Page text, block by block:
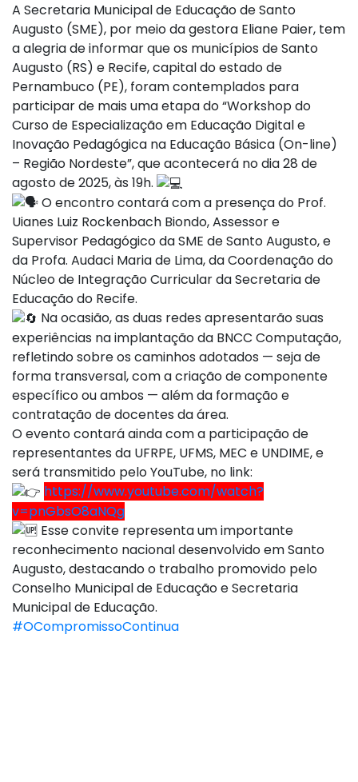
A Secretaria Municipal de Educação de Santo
Augusto (SME), por meio da gestora Eliane Paier, tem
a alegria de informar que os municípios de Santo
Augusto (RS) e Recife, capital do estado de
Pernambuco (PE), foram contemplados para
participar de mais uma etapa do “Workshop do
Curso de Especialização em Educação Digital e
Inovação Pedagógica na Educação Básica (On-line)
– Região Nordeste”, que acontecerá no dia 28 de
agosto de 2025, às 19h.
O encontro contará com a presença do Prof.
Uianes Luiz Rockenbach Biondo, Assessor e
Supervisor Pedagógico da SME de Santo Augusto, e
da Profa. Audaci Maria de Lima, da Coordenação do
Núcleo de Integração Curricular da Secretaria de
Educação do Recife.
Na ocasião, as duas redes apresentarão suas
experiências na implantação da BNCC Computação,
refletindo sobre os caminhos adotados — seja de
forma transversal, com a criação de componente
específico ou ambos — além da formação e
contratação de docentes da área.
O evento contará ainda com a participação de
representantes da UFRPE, UFMS, MEC e UNDIME, e
será transmitido pelo YouTube, no link:
https://www.youtube.com/watch?
v=pnGbsO8aNQg
Esse convite representa um importante
reconhecimento nacional desenvolvido em Santo
Augusto, destacando o trabalho promovido pelo
Conselho Municipal de Educação e Secretaria
Municipal de Educação.
#OCompromissoContinua